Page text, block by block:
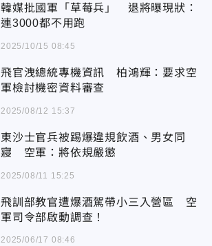
韓媒批國軍「草莓兵」 退將曝現狀：
連3000都不用跑
2025/10/15 08:45
飛官洩總統專機資訊 柏鴻輝：要求空
軍檢討機密資料審查
2025/08/12 15:37
東沙士官兵被踢爆違規飲酒、男女同
寢 空軍：將依規嚴懲
2025/08/11 15:25
飛訓部教官遭爆酒駕帶小三入營區 空
軍司令部啟動調查！
2025/06/17 08:46